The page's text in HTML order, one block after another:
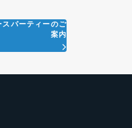
パーティーのご
案内